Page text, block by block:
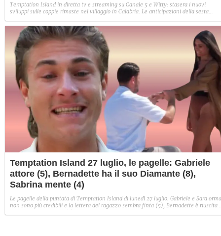
Temptation Island in diretta tv e streaming su Canale 5 e Witty: stasera i nuovi
sviluppi sulle coppie rimaste nel villaggio in Calabria. Le anticipazioni della sesta
Sabrina rifiuta il falò con Giovanni e si avvicina a Lory.
Temptation Island 27 luglio, le pagelle: Gabriele
attore (5), Bernadette ha il suo Diamante (8),
Sabrina mente (4)
Le pagelle della puntata di Temptation Island di lunedì 27 luglio: Gabriele e Sara
non sono più credibili e la lettera del ragazzo sembra finta (5), Bernadette è riuscita